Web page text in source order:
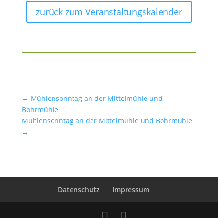
zurück zum Veranstaltungskalender
← Mühlensonntag an der Mittelmühle und
Bohrmühle
Mühlensonntag an der Mittelmühle und Bohrmühle
→
Datenschutz Impressum